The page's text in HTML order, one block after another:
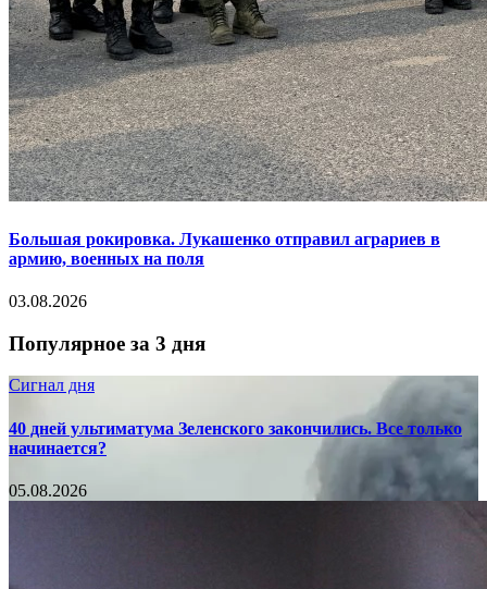
Большая рокировка. Лукашенко отправил аграриев в
армию, военных на поля
03.08.2026
Популярное за 3 дня
Сигнал дня
40 дней ультиматума Зеленского закончились. Все только
начинается?
05.08.2026